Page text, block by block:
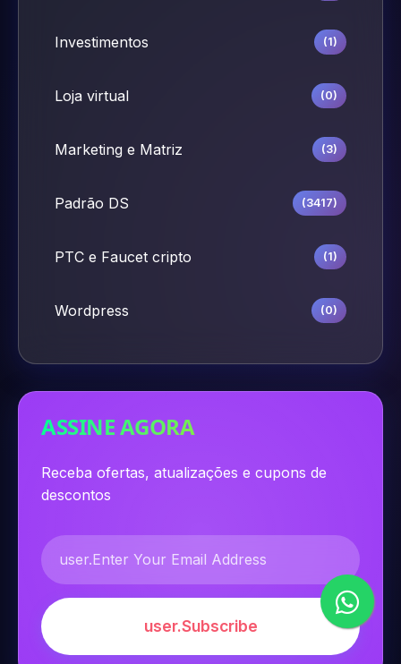
Investimentos (1)
Loja virtual (0)
Marketing e Matriz (3)
Padrão DS (3417)
PTC e Faucet cripto (1)
Wordpress (0)
ASSINE AGORA
Receba ofertas, atualizações e cupons de
descontos
user.Subscribe